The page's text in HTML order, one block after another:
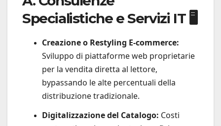
Specialistiche e Servizi IT 🖥️
Creazione o Restyling E-commerce:
Sviluppo di piattaforme web proprietarie
per la vendita diretta al lettore,
bypassando le alte percentuali della
distribuzione tradizionale.
Digitalizzazione del Catalogo: Costi